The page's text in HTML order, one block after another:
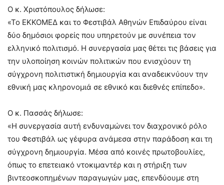
Ο κ. Χριστόπουλος δήλωσε:
«Το ΕΚΚΟΜΕΔ και το Φεστιβάλ Αθηνών Επιδαύρου είναι
δύο δημόσιοι φορείς που υπηρετούν με συνέπεια τον
ελληνικό πολιτισμό. Η συνεργασία μας θέτει τις βάσεις για
την υλοποίηση κοινών πολιτικών που ενισχύουν τη
σύγχρονη πολιτιστική δημιουργία και αναδεικνύουν την
εθνική μας κληρονομιά σε εθνικό και διεθνές επίπεδο».
Ο κ. Πασσάς δήλωσε:
«Η συνεργασία αυτή ενδυναμώνει τον διαχρονικό ρόλο
του Φεστιβάλ ως γέφυρα ανάμεσα στην παράδοση και τη
σύγχρονη δημιουργία. Μέσα από κοινές πρωτοβουλίες,
όπως το επετειακό ντοκιμαντέρ και η στήριξη των
βιντεοσκοπημένων παραγωγών μας, επενδύουμε στη